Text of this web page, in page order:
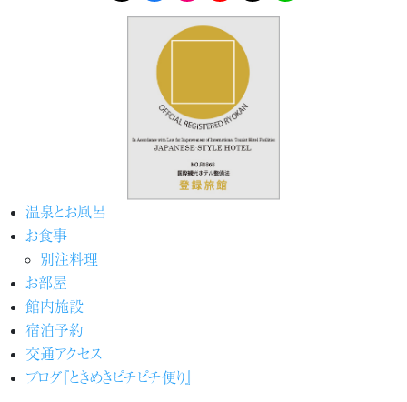
温泉とお風呂
お食事
別注料理
お部屋
館内施設
宿泊予約
交通アクセス
ブログ『ときめきピチピチ便り』